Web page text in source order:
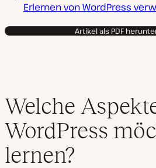
Erlernen von WordPress
Artikel als PDF
Welche
WordPress
lernen?